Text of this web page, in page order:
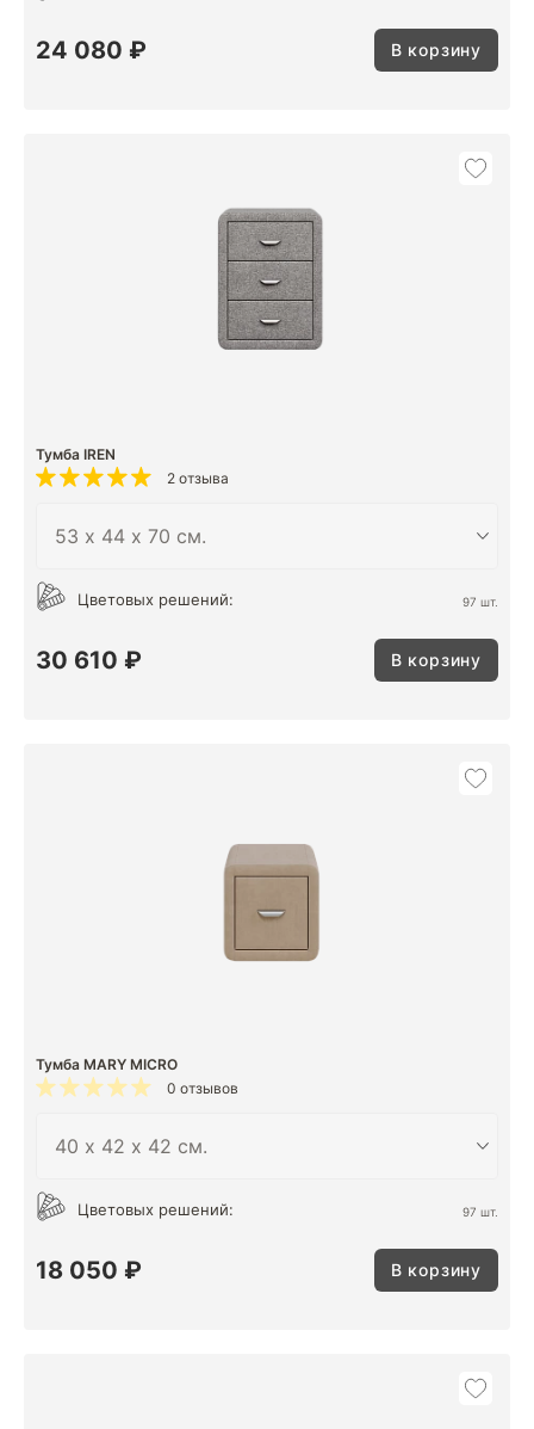
24 080 ₽ В корзину
Тумба IREN
2 отзыва
Цветовых решений: 97 шт.
30 610 ₽ В корзину
Тумба MARY MICRO
0 отзывов
Цветовых решений: 97 шт.
18 050 ₽ В корзину